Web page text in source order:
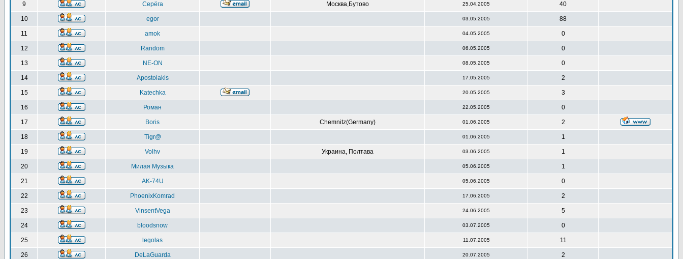
9 Серёга Москва,Бутово 25.04.2005 40
10 egor 03.05.2005 88
11 amok 04.05.2005 0
12 Random 06.05.2005 0
13 NE-ON 08.05.2005 0
14 Apostolakis 17.05.2005 2
15 Katechka 20.05.2005 3
16 Роман 22.05.2005 0
17 Boris Chemnitz(Germany) 01.06.2005 2
18 Tigr@ 01.06.2005 1
19 Volhv Украина, Полтава 03.06.2005 1
20 Милая Музыка 05.06.2005 1
21 AK-74U 05.06.2005 0
22 PhoenixKomrad 17.06.2005 2
23 VinsentVega 24.06.2005 5
24 bloodsnow 03.07.2005 0
25 legolas 11.07.2005 11
26 DeLaGuarda 20.07.2005 2